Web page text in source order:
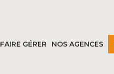
FAIRE GÉRER NOS AGENCES